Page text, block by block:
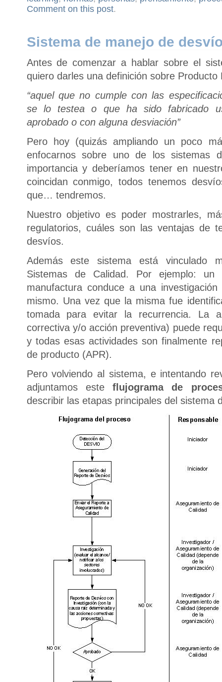
Comment on this post.
Sistema de manejo de
Antes de comenzar a hablar sobre el
quiero darles una definición sobre Producto
“aquel que no cumple con las
se lo testea o que ha sido fabricado
aprobado o con alguna desviación”
Pero hoy (quizás ampliando un poco
enfocarnos sobre uno de los sistemas
importancia y deberíamos tener en
coincidan conmigo, todos tenemos
que… tendremos.
Nuestro objetivo es poder mostrarles,
regulatorios, cuáles son las ventajas de
desvíos.
Además este sistema está vinculado
Sistemas de Calidad. Por ejemplo:
manufactura conduce a una
mismo. Una vez que la misma fue
tomada para evitar la recurrencia. La
correctiva y/o acción preventiva) puede
y todas esas actividades son finalmente
de producto (APR).
Pero volviendo al sistema, e intentando
adjuntamos este flujograma de
describir las etapas principales del sistema